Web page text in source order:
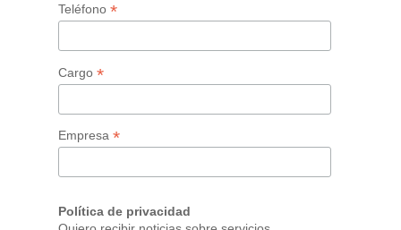
Teléfono *
Cargo *
Empresa *
Política de privacidad